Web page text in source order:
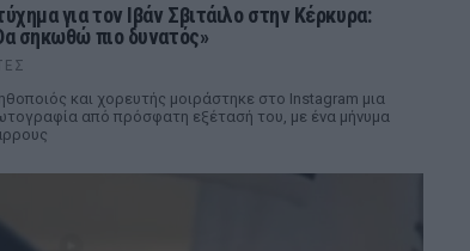
για τον Ιβάν Σβιτάιλο στην Κέρκυρα:
σηκωθώ πιο δυνατός»
και χορευτής μοιράστηκε στο Instagram μια
από πρόσφατη εξέτασή του, με ένα μήνυμα